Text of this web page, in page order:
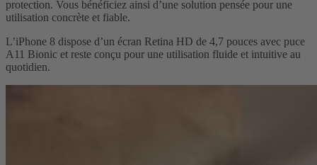
protection. Vous bénéficiez ainsi d’une solution pensée pour une
utilisation concrète et fiable.
L’iPhone 8 dispose d’un écran Retina HD de 4,7 pouces avec puce
A11 Bionic et reste conçu pour une utilisation fluide et intuitive au
quotidien.